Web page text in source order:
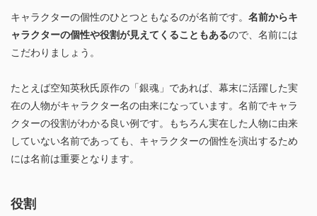
キャラクターの個性のひとつともなるのが名前です。 名前からキ
ャラクターの個性や役割が見えてくることもあるので、名前には
こだわりましょう。
たとえば空知英秋氏原作の「銀魂」であれば、幕末に活躍した実
在の人物がキャラクター名の由来になっています。名前でキャラ
クターの役割がわかる良い例です。もちろん実在した人物に由来
していない名前であっても、キャラクターの個性を演出するため
には名前は重要となります。
役割